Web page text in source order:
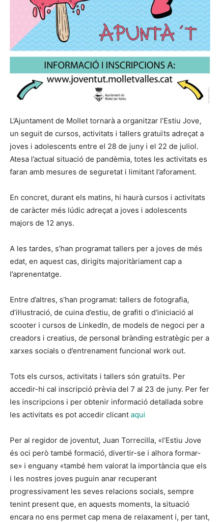
L’Ajuntament de Mollet tornarà a organitzar l’Estiu Jove,
un seguit de cursos, activitats i tallers gratuïts adreçat a
joves i adolescents entre el 28 de juny i el 22 de juliol.
Atesa l’actual situació de pandèmia, totes les activitats es
faran amb mesures de seguretat i limitant l’aforament.
En concret, durant els matins, hi haurà cursos i activitats
de caràcter més lúdic adreçat a joves i adolescents
majors de 12 anys.
A les tardes, s’han programat tallers per a joves de més
edat, en aquest cas, dirigits majoritàriament cap a
l’aprenentatge.
Entre d’altres, s’han programat: tallers de fotografia,
d’il·lustració, de cuina d’estiu, de grafiti o d’iniciació al
scooter i cursos de LinkedIn, de models de negoci per a
creadors i creatius, de personal brànding estratègic per a
xarxes socials o d’entrenament funcional work out.
Tots els cursos, activitats i tallers són gratuïts. Per
accedir-hi cal inscripció prèvia del 7 al 23 de juny. Per fer
les inscripcions i per obtenir informació detallada sobre
les activitats es pot accedir clicant aqui
Per al regidor de joventut, Juan Torrecilla, «l’Estiu Jove
és oci però també formació, divertir-se i alhora formar-
se» i enguany «també hem valorat la importància que els
i les nostres joves puguin anar recuperant
progressivament les seves relacions socials, sempre
tenint present que, en aquests moments, la situació
encara no ens permet cap mena de relaxament i, per tant,